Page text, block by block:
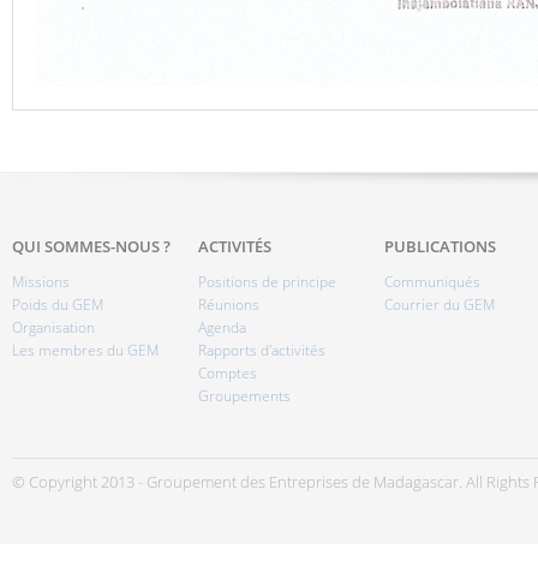
QUI SOMMES-NOUS ?
Missions
Poids du GEM
Organisation
Les membres du GEM
ACTIVITÉS
Positions de principe
Réunions
Agenda
Rapports d'activités
Comptes
Groupements
PUBLICATIONS
Communiqués
Courrier du GEM
© Copyright 2013 - Groupement des Entreprises de Madagascar. All Rights